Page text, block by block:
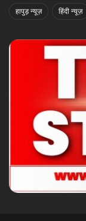
हापुड़ न्यूज़ हिंदी न्यूज़